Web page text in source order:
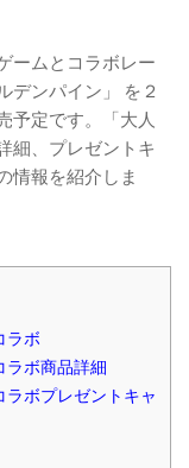
ームとコラボレー
デンパイン」 を２
予定です。「大人
細、プレゼントキ
情報を紹介しま
ラボ
ラボ商品詳細
ラボプレゼントキャ